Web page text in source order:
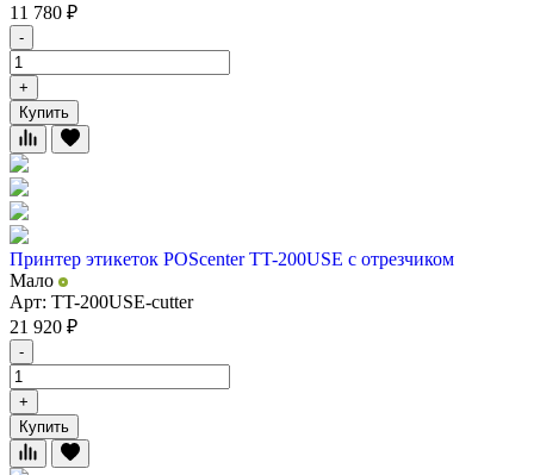
11 780 ₽
-
+
Купить
Принтер этикеток POScenter TT-200USE с отрезчиком
Мало
Арт: TT-200USE-cutter
21 920 ₽
-
+
Купить